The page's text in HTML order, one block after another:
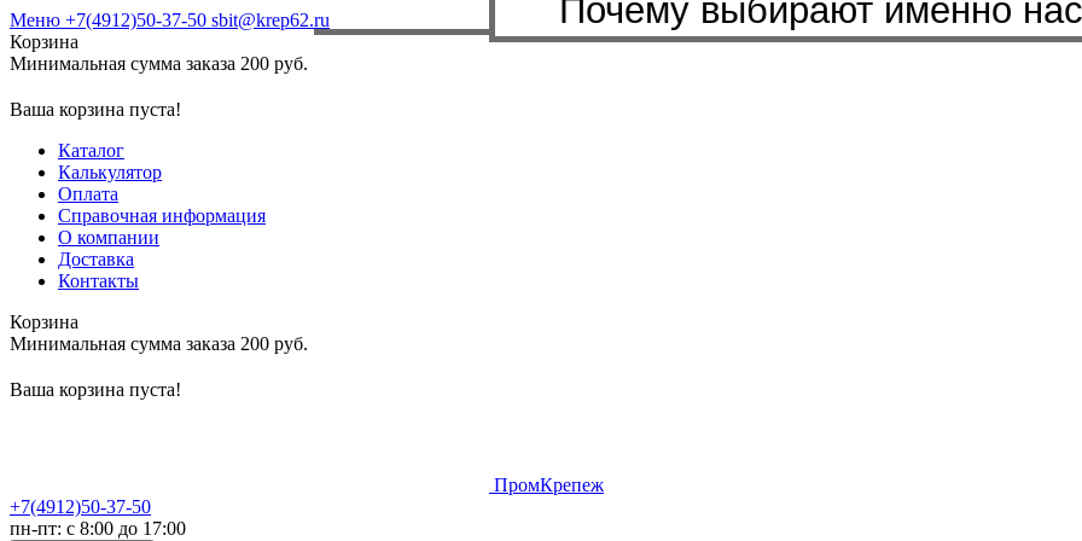
Меню +7(4912)50-37-50 sbit@krep62.ru
Корзина
Минимальная сумма заказа 200 руб.
Ваша корзина пуста!
Каталог
Калькулятор
Оплата
Справочная информация
О компании
Доставка
Контакты
Корзина
Минимальная сумма заказа 200 руб.
Ваша корзина пуста!
ПромКрепеж
+7(4912)50-37-50
пн-пт: с 8:00 до 17:00
Почему выбирают именно